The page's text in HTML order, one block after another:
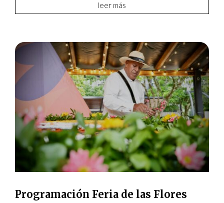
leer más
Programación Feria de las Flores